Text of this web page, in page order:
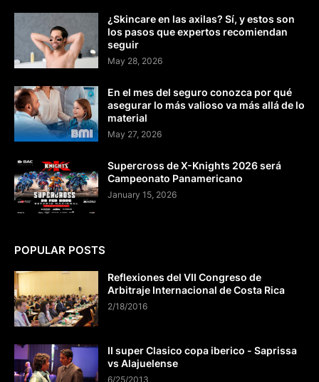
¿Skincare en las axilas? Sí, y estos son
los pasos que expertos recomiendan
seguir
May 28, 2026
En el mes del seguro conozca por qué
asegurar lo más valioso va más allá de lo
material
May 27, 2026
Supercross de X-Knights 2026 será
Campeonato Panamericano
January 15, 2026
POPULAR POSTS
Reflexiones del VII Congreso de
Arbitraje Internacional de Costa Rica
2/18/2016
II super Clasico copa iberico - Saprissa
vs Alajuelense
6/25/2013